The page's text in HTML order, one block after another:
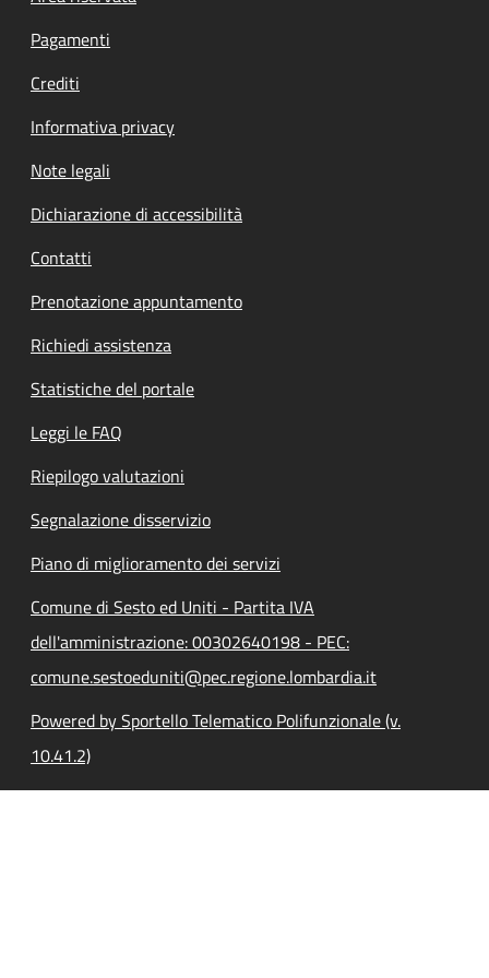
Pagamenti
Crediti
Informativa privacy
Note legali
Dichiarazione di accessibilità
Contatti
Prenotazione appuntamento
Richiedi assistenza
Statistiche del portale
Leggi le FAQ
Riepilogo valutazioni
Segnalazione disservizio
Piano di miglioramento dei servizi
Comune di Sesto ed Uniti - Partita IVA
dell'amministrazione: 00302640198 - PEC:
comune.sestoeduniti@pec.regione.lombardia.it
Powered by Sportello Telematico Polifunzionale (v.
10.41.2)